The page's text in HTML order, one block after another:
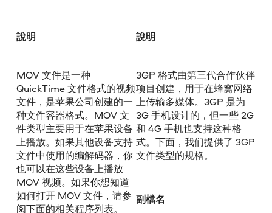
說明
MOV 文件是一种
QuickTime 文件格式的视频
文件，是苹果公司创建的一
种文件容器格式。MOV 文
件类型主要用于在苹果设备
上播放。如果其他设备支持
文件中使用的编解码器，你
也可以在这些设备上播放
MOV 视频。如果你想知道
如何打开 MOV 文件，请参
阅下面的相关程序列表。
說明
3GP 格式由第三代合作伙伴
项目创建，用于在蜂窝网络
上传输多媒体。3GP 是为
3G 手机设计的，但一些 2G
和 4G 手机也支持这种格
式。下面，我们提供了 3GP
文件类型的规格。
副檔名